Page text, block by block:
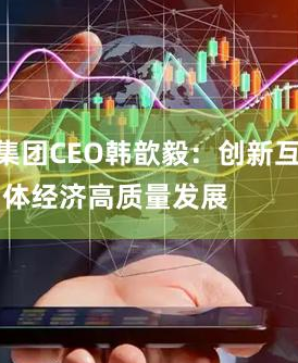
0.42% 沪深300